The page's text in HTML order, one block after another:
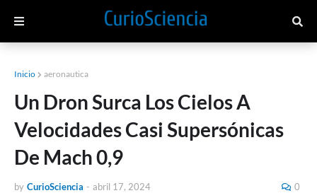
Inicio aeronautica
Un Dron Surca Los Cielos A
Velocidades Casi Supersónicas
De Mach 0,9
by CurioSciencia - abril 17, 2024 0